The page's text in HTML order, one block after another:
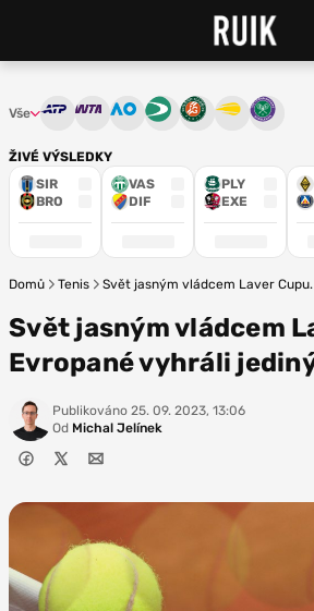
ŽIVÉ VÝSLEDKY
SIR
BRO
VAS
DIF
PLY
EXE
Vše WTA Australian Open
Davis CupFrench Open
US Open
Domů Tenis Svět jasným vládcem Laver
Svět jasným vládcem
Evropané vyhráli
Publikováno 25. 09. 2023, 13:06
Od Michal Jelínek